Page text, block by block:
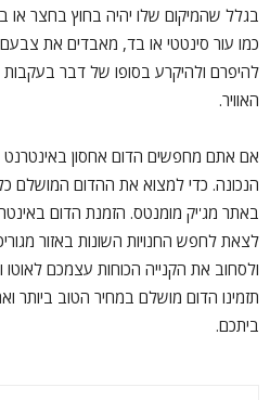
בגלל שהמיקום שלו יהיה בחוץ בחצר או
כמו עור סינטטי או בד, מאבדים את
להיפרם ולהיקרע בסופו של דבר
האוויר.
אם אתם מחפשים הדום אחסון
הנכונה. כדי למצוא את ההדום
באתר מג'יק מומנטס. הזמנת הדום
לצאת לחפש החנויות השונות באזור
ולסחוב את הקנייה הכוחות עצמכם
תזמינו הדום מושלם במחיר הטוב ביותר
ביתכם.